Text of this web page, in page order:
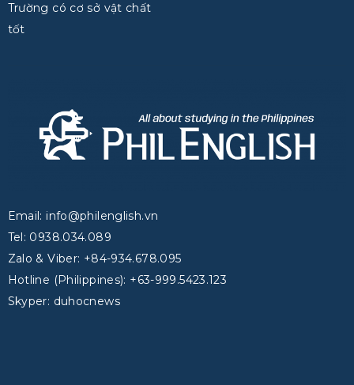
Trường có cơ sở vật chất
tốt
Email: info@philenglish.vn
Tel: 0938.034.089
Zalo & Viber: +84-934.678.095
Hotline (Philippines): +63-999.5423.123
Skyper: duhocnews